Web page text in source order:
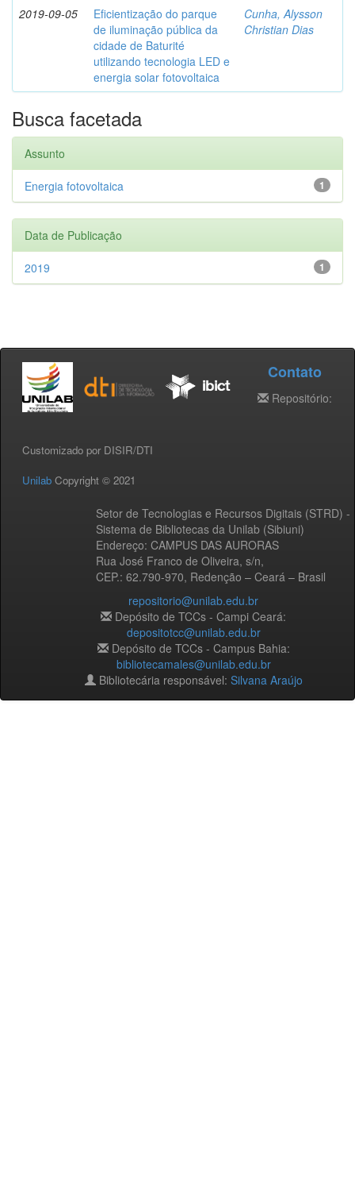
2019-09-05
Eficientização do parque
de iluminação pública da
cidade de Baturité
utilizando tecnologia LED e
energia solar fotovoltaica
Cunha, Alysson
Christian Dias
Busca facetada
Assunto
1
Energia fotovoltaica
Data de Publicação
1
2019
Customizado por DISIR/DTI
Unilab Copyright © 2021
Setor de Tecnologias e Recursos Digitais (STRD) -
Sistema de Bibliotecas da Unilab (Sibiuni)
Endereço: CAMPUS DAS AURORAS
Rua José Franco de Oliveira, s/n,
CEP.: 62.790-970, Redenção – Ceará – Brasil
Contato
Repositório:
repositorio@unilab.edu.br
Depósito de TCCs - Campi Ceará:
depositotcc@unilab.edu.br
Depósito de TCCs - Campus Bahia:
bibliotecamales@unilab.edu.br
Bibliotecária responsável: Silvana Araújo